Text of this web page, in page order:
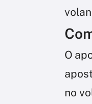
O
no